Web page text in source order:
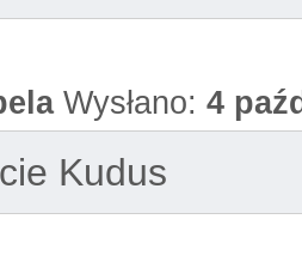
Wysłano: 4
Kudus